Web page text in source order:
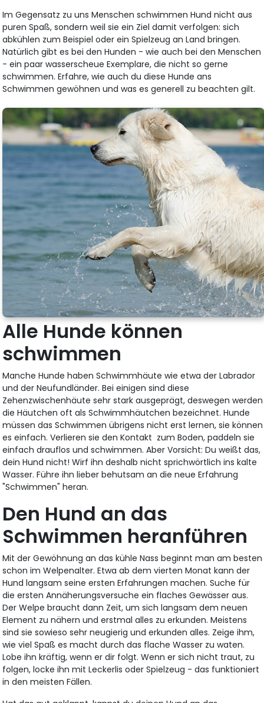
Im Gegensatz zu uns Menschen schwimmen Hund nicht aus
puren Spaß, sondern weil sie ein Ziel damit verfolgen: sich
abkühlen zum Beispiel oder ein Spielzeug an Land bringen.
Natürlich gibt es bei den Hunden - wie auch bei den Menschen
- ein paar wasserscheue Exemplare, die nicht so gerne
schwimmen. Erfahre, wie auch du diese Hunde ans
Schwimmen gewöhnen und was es generell zu beachten gilt.
Alle Hunde können
schwimmen
Manche Hunde haben Schwimmhäute wie etwa der Labrador
und der Neufundländer. Bei einigen sind diese
Zehenzwischenhäute sehr stark ausgeprägt, deswegen werden
die Häutchen oft als Schwimmhäutchen bezeichnet. Hunde
müssen das Schwimmen übrigens nicht erst lernen, sie können
es einfach. Verlieren sie den Kontakt zum Boden, paddeln sie
einfach drauflos und schwimmen. Aber Vorsicht: Du weißt das,
dein Hund nicht! Wirf ihn deshalb nicht sprichwörtlich ins kalte
Wasser. Führe ihn lieber behutsam an die neue Erfahrung
"Schwimmen" heran.
Den Hund an das
Schwimmen heranführen
Mit der Gewöhnung an das kühle Nass beginnt man am besten
schon im Welpenalter. Etwa ab dem vierten Monat kann der
Hund langsam seine ersten Erfahrungen machen. Suche für
die ersten Annäherungsversuche ein flaches Gewässer aus.
Der Welpe braucht dann Zeit, um sich langsam dem neuen
Element zu nähern und erstmal alles zu erkunden. Meistens
sind sie sowieso sehr neugierig und erkunden alles. Zeige ihm,
wie viel Spaß es macht durch das flache Wasser zu waten.
Lobe ihn kräftig, wenn er dir folgt. Wenn er sich nicht traut, zu
folgen, locke ihn mit Leckerlis oder Spielzeug - das funktioniert
in den meisten Fällen.